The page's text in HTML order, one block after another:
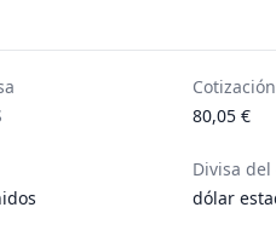
Cotización
80,05 €
Divisa
dólar